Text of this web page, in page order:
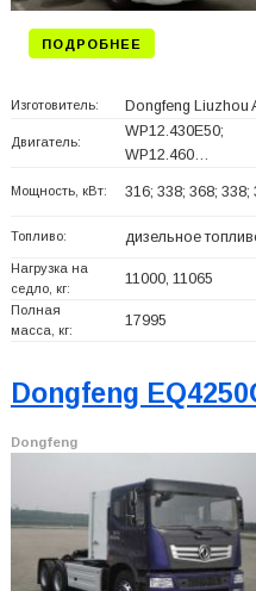
ПОДРОБНЕЕ
Изготовитель: Dongfeng Liuzhou
Двигатель:
WP12.430E50;
WP12.460…
Мощность, кВт: 316; 338; 368;
Топливо: дизельное
Нагрузка на
седло, кг:
11000, 11065
Полная
масса, кг:
17995
Dongfeng
Dongfeng